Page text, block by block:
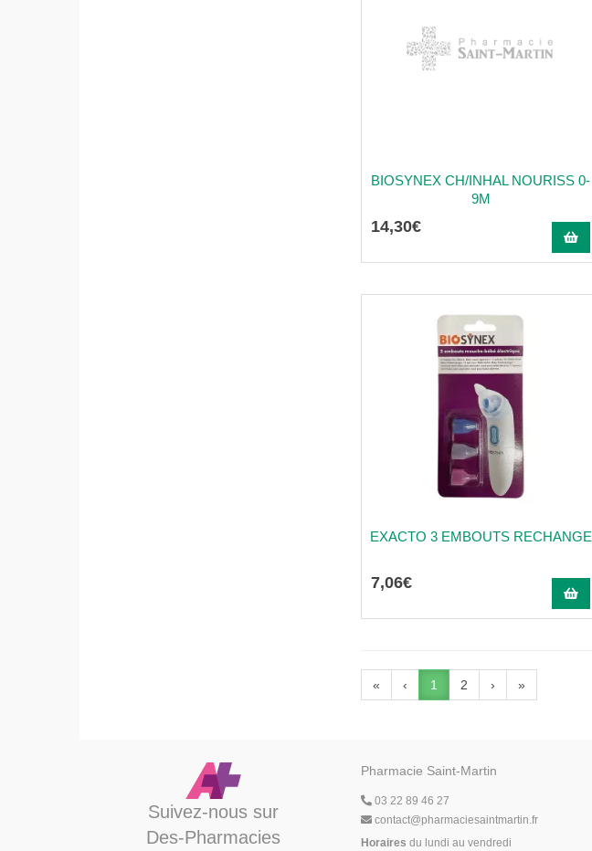
BIOSYNEX CH/INHAL NOURISS 0-
9M
14,30€
EXACTO 3 EMBOUTS RECHANGE
7,06€
« ‹ 1 2 › »
Suivez-nous sur
Des-Pharmacies
Pharmacie Saint-Martin
03 22 89 46 27
contact@pharmaciesaintmartin.fr
Horaires du lundi au vendredi